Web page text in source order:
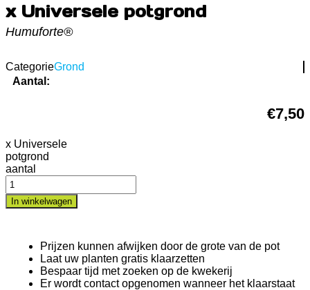
x Universele potgrond
Humuforte®
CategorieGrond
Aantal:
€7,50
x Universele
potgrond
aantal
In winkelwagen
Prijzen kunnen afwijken door de grote van de pot
Laat uw planten gratis klaarzetten
Bespaar tijd met zoeken op de kwekerij
Er wordt contact opgenomen wanneer het klaarstaat